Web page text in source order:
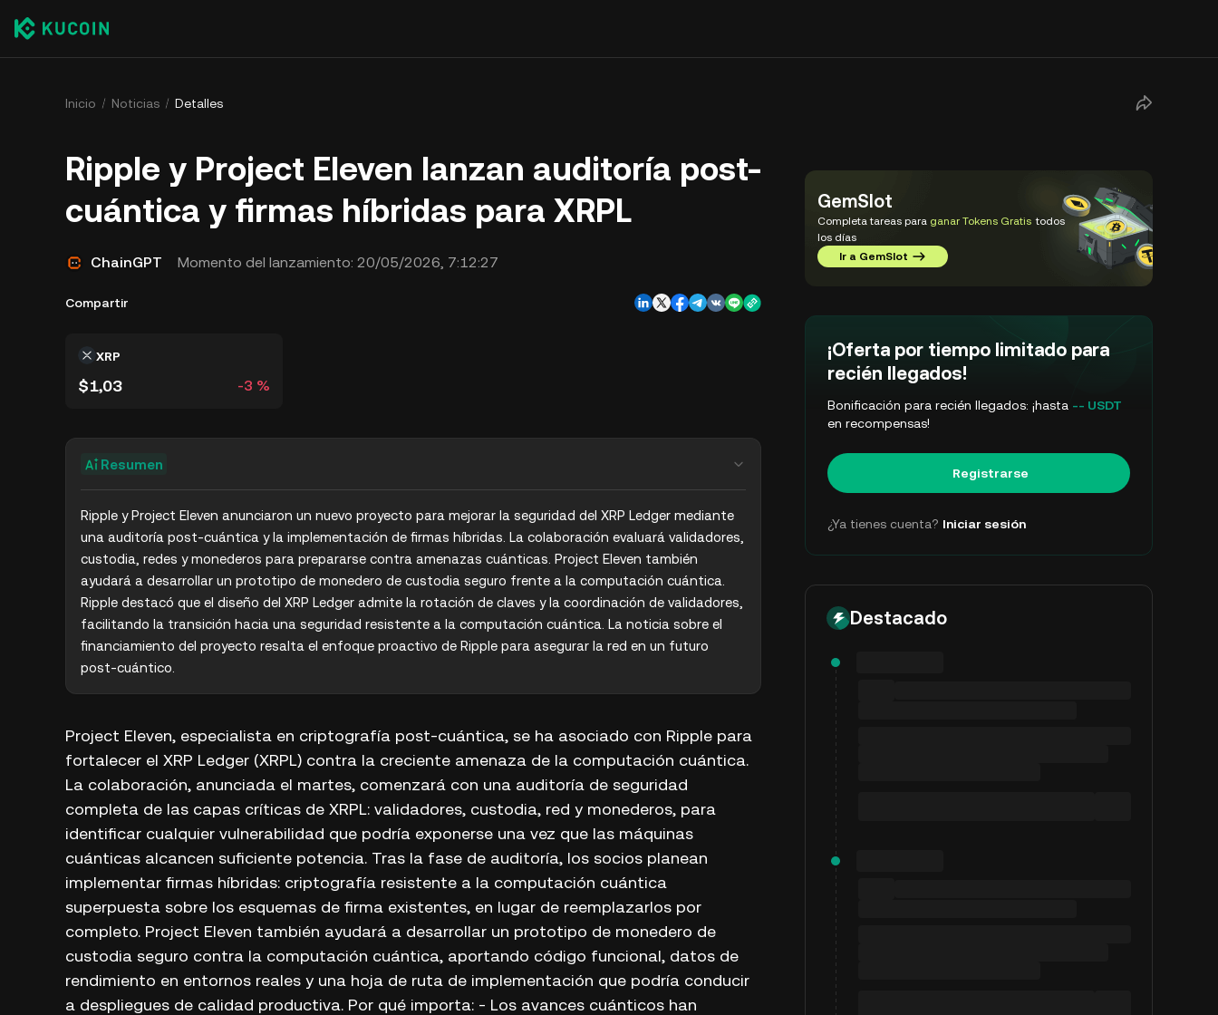
Inicio Noticias Detalles
Ripple y Project Eleven lanzan auditoría post-
cuántica y firmas híbridas para XRPL
ChainGPT Momento del lanzamiento: 20/05/2026, 7:12:27
Compartir
XRP
$1,03 -3 %
Resumen
Ripple y Project Eleven anunciaron un nuevo proyecto para mejorar la seguridad del XRP Ledger mediante
una auditoría post-cuántica y la implementación de firmas híbridas. La colaboración evaluará validadores,
custodia, redes y monederos para prepararse contra amenazas cuánticas. Project Eleven también
ayudará a desarrollar un prototipo de monedero de custodia seguro frente a la computación cuántica.
Ripple destacó que el diseño del XRP Ledger admite la rotación de claves y la coordinación de validadores,
facilitando la transición hacia una seguridad resistente a la computación cuántica. La noticia sobre el
financiamiento del proyecto resalta el enfoque proactivo de Ripple para asegurar la red en un futuro
post-cuántico.
Project Eleven, especialista en criptografía post-cuántica, se ha asociado con Ripple para
fortalecer el XRP Ledger (XRPL) contra la creciente amenaza de la computación cuántica.
La colaboración, anunciada el martes, comenzará con una auditoría de seguridad
completa de las capas críticas de XRPL: validadores, custodia, red y monederos, para
identificar cualquier vulnerabilidad que podría exponerse una vez que las máquinas
cuánticas alcancen suficiente potencia. Tras la fase de auditoría, los socios planean
implementar firmas híbridas: criptografía resistente a la computación cuántica
superpuesta sobre los esquemas de firma existentes, en lugar de reemplazarlos por
completo. Project Eleven también ayudará a desarrollar un prototipo de monedero de
custodia seguro contra la computación cuántica, aportando código funcional, datos de
rendimiento en entornos reales y una hoja de ruta de implementación que podría conducir
a despliegues de calidad productiva. Por qué importa: - Los avances cuánticos han
GemSlot
Completa tareas para ganar Tokens Gratis todos
los días
Ir a GemSlot
¡Oferta por tiempo limitado para
recién llegados!
Bonificación para recién llegados: ¡hasta -- USDT
en recompensas!
Registrarse
¿Ya tienes cuenta? Iniciar sesión
Destacado